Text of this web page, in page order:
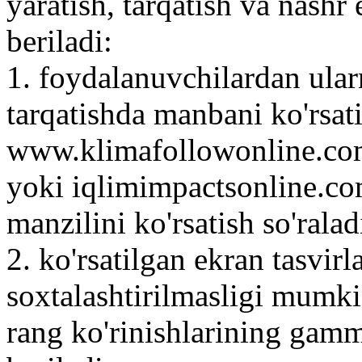
beriladi:
1. foydalanuvchilardan
tarqatishda manbani
yoki
manzilini ko'rsatish
2. ko'rsatilgan ekran
soxtalashtirilmasligi
rang ko'rinishlarining